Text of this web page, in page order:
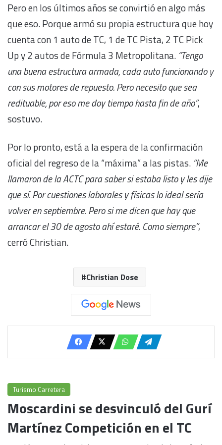
Pero en los últimos años se convirtió en algo más
que eso. Porque armó su propia estructura que hoy
cuenta con 1 auto de TC, 1 de TC Pista, 2 TC Pick
Up y 2 autos de Fórmula 3 Metropolitana. “Tengo
una buena estructura armada, cada auto funcionando y
con sus motores de repuesto. Pero necesito que sea
redituable, por eso me doy tiempo hasta fin de año”,
sostuvo.
Por lo pronto, está a la espera de la confirmación
oficial del regreso de la “máxima” a las pistas. “Me
llamaron de la ACTC para saber si estaba listo y les dije
que sí. Por cuestiones laborales y físicas lo ideal sería
volver en septiembre. Pero si me dicen que hay que
arrancar el 30 de agosto ahí estaré. Como siempre”,
cerró Christian.
Christian Dose